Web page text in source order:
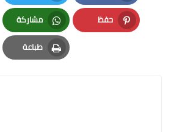
Facebook
Twitter
حفظ
Pinterest
مشاركة
Whatsapp
طباعة
Print